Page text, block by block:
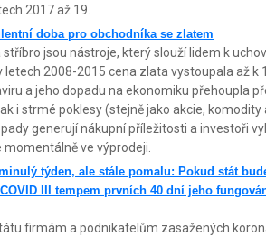
2017 až 19.
doba pro obchodníka se zlatem
stříbro jsou nástroje, který slouží lidem k
letech 2008-2015 cena zlata vystoupala až k
a jeho dopadu na ekonomiku přehoupla
i strmé poklesy (stejně jako akcie,
generují nákupní příležitosti a investoři
momentálně ve výprodeji.
týden, ale stále pomalu: Pokud stát
III tempem prvních 40 dní jeho
firmám a podnikatelům zasažených